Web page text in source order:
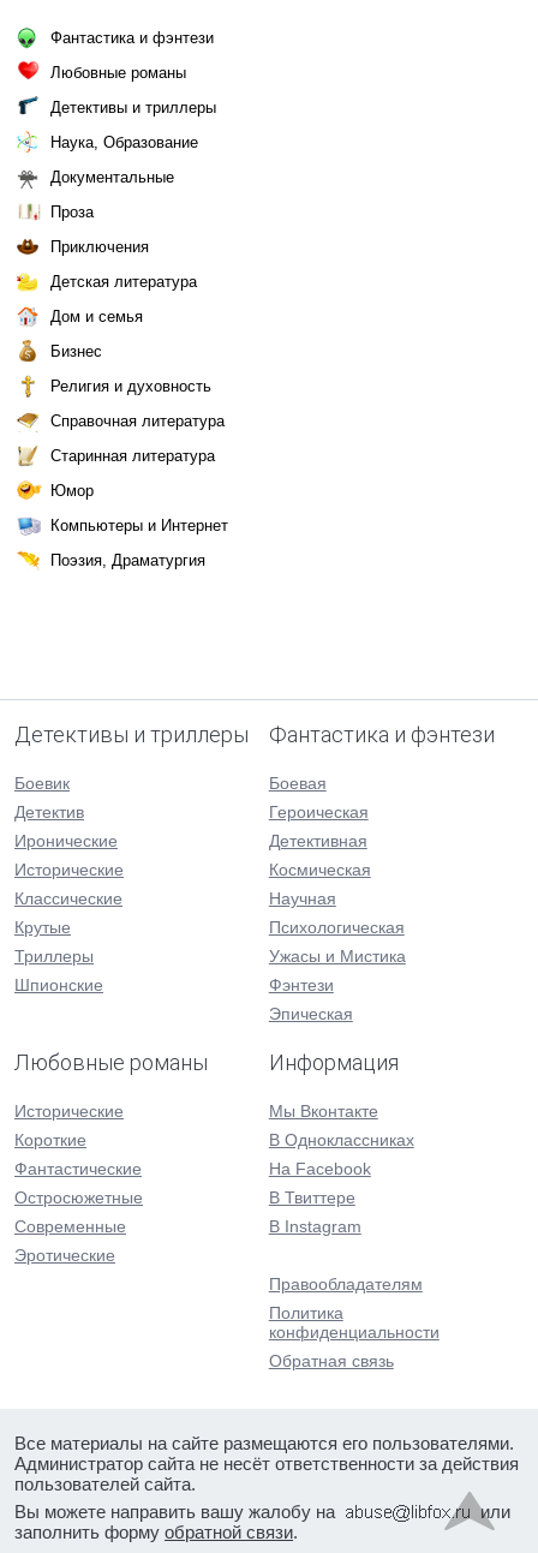
Фантастика и фэнтези
Любовные романы
Детективы и триллеры
Наука, Образование
Документальные
Проза
Приключения
Детская литература
Дом и семья
Бизнес
Религия и духовность
Справочная литература
Старинная литература
Юмор
Компьютеры и Интернет
Поэзия, Драматургия
Детективы и триллеры
Боевик
Детектив
Иронические
Исторические
Классические
Крутые
Триллеры
Шпионские
Фантастика и фэнтези
Боевая
Героическая
Детективная
Космическая
Научная
Психологическая
Ужасы и Мистика
Фэнтези
Эпическая
Любовные романы
Исторические
Короткие
Фантастические
Остросюжетные
Современные
Эротические
Информация
Мы Вконтакте
В Одноклассниках
На Facebook
В Твиттере
В Instagram
Правообладателям
Политика
конфиденциальности
Обратная связь
Все материалы на сайте размещаются его пользователями.
Администратор сайта не несёт ответственности за действия
пользователей сайта.
Вы можете направить вашу жалобу на
или
заполнить форму обратной связи.